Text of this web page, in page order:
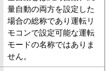
PLZ-
PLZ-
PLZ-ZRMP63EFY
PLZ-
PLZ-ZRMP63EFV
量自動の両方を設定した
場合の総称であり運転リ
モコンで設定可能な運転
モードの名称ではありま
せん。